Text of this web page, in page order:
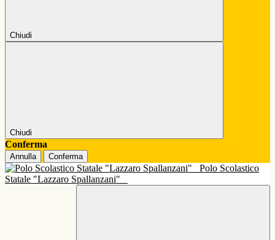
Chiudi
Chiudi
Conferma
Annulla Conferma
Polo Scolastico
Statale "Lazzaro Spallanzani"